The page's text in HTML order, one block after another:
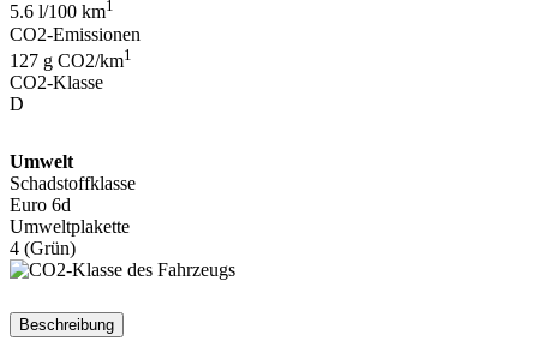
5.6 l/100 km1
CO2-Emissionen
127 g CO2/km1
CO2-Klasse
D
Umwelt
Schadstoffklasse
Euro 6d
Umweltplakette
4 (Grün)
Beschreibung